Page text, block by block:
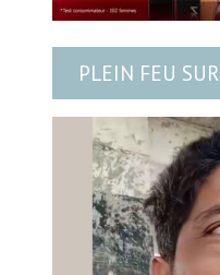
PLEIN FEU SUR